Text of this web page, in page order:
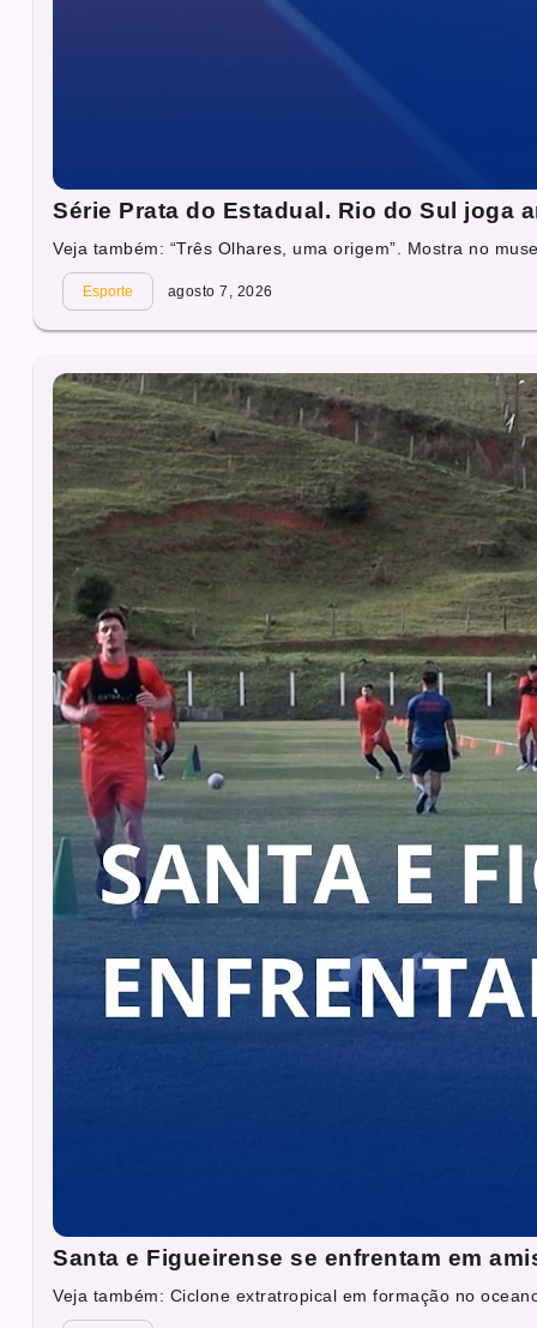
Série Prata do Estadual. Rio do Sul joga
Veja também: “Três Olhares, uma origem”. Mostra no
Esporte agosto 7, 2026
Santa e Figueirense se enfrentam em
Veja também: Ciclone extratropical em formação no